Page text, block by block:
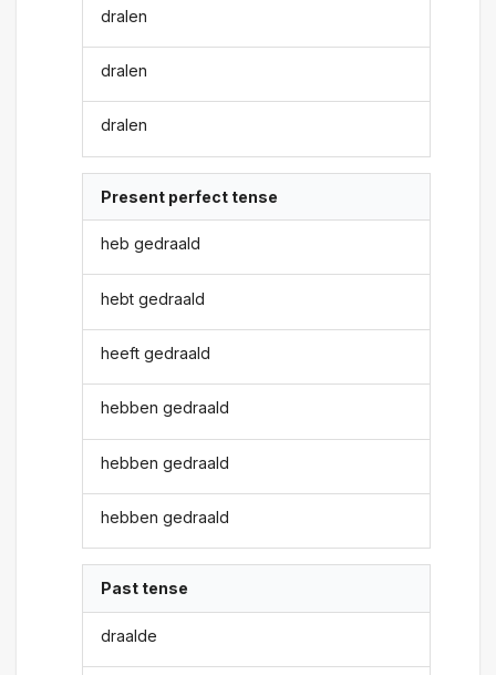
dralen
dralen
dralen
Present perfect tense
heb gedraald
hebt gedraald
heeft gedraald
hebben gedraald
hebben gedraald
hebben gedraald
Past tense
draalde